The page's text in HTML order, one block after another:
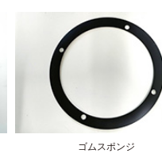
ゴムスポンジ